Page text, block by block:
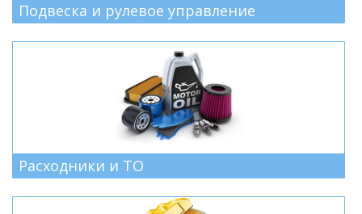
Подвеска и рулевое управление
Расходники и ТО